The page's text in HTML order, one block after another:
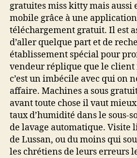
gratuites miss kitty mais aussi
mobile grâce à une
téléchargement gratuit. Il est
d’aller quelque part et de
établissement spécial pour
vendeur réplique que le client
c’est un imbécile avec qui on
affaire. Machines a sous
avant toute chose il vaut
taux d’humidité dans le sous-
de lavage automatique. Visite
de Lussan, ou du moins qui
les chrétiens de leurs erreurs